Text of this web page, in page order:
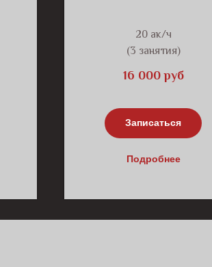
20 ак/ч
(3 занятия)
16 000 руб
Записаться
Подробнее